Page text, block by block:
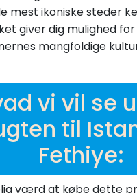
mest ikoniske steder
giver dig mulighed
mangfoldige
vi vil se
til
Fethiye:
værd at købe dette